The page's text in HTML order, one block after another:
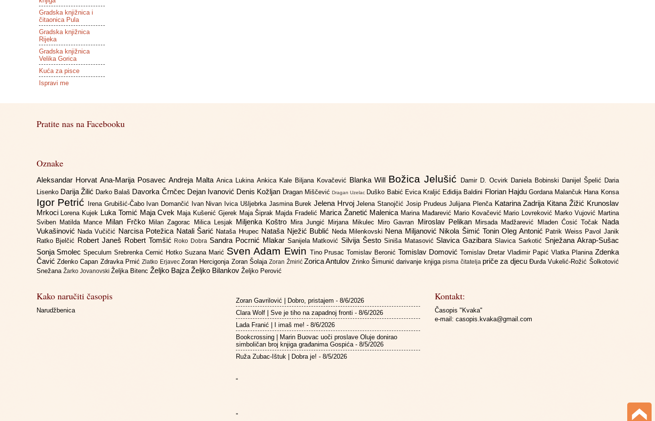
Gradska knjižnica i
čitaonica Pula
Gradska knjižnica
Rijeka
Gradska knjižnica
Velika Gorica
Kuća za pisce
Ispravi me
Pratite nas na Facebooku
Oznake
Aleksandar Horvat Ana-Marija Posavec Andreja Malta Anica Lukina Ankica Kale Biljana Kovačević Blanka Will Božica Jelušić Damir D. Ocvirk Daniela Bobinski Danijel Špelić Daria
Lisenko Darija Žilić Darko Balaš Davorka Črnčec Dejan Ivanović Denis Kožljan Dragan MiščevićDragan Uzelac Duško Babić Evica Kraljić Eđidija Baldini Florian Hajdu Gordana Malančuk Hana Konsa
Igor Petrić Irena Grubišić-Čabo Ivan Domančić Ivan Nivan Ivica Ušljebrka Jasmina BurekJelena HrvojJelena Stanojčić Josip PrudeusJulijana Plenča Katarina Zadrija Kitana Žižić Krunoslav
Mrkoci Lorena Kujek Luka Tomić Maja Cvek Maja Kušenić Gjerek Maja Šiprak Majda Fradelić Marica Žanetić Malenica Marina Mađarević Mario Kovačević Mario Lovreković Marko Vujović Martina
Sviben Matilda Mance Milan Frčko Milan Zagorac Milica Lesjak Miljenka Koštro Mira Jungić Mirjana Mikulec Miro Gavran Miroslav Pelikan Mirsada Madžarević Mladen Ćosić Točak Nada
Vukašinović Nada Vučičić Narcisa Potežica Natali Šarić Nataša Hrupec Nataša Nježić Bublić Neda Milenkovski Nena Miljanović Nikola Šimić ToninOleg Antonić Patrik Weiss Pavol Janik
Ratko Bjelčić Robert Janeš Robert Tomšić Roko Dobra Sandra Pocrnić Mlakar Sanijela Matković Silvija Šesto Siniša Matasović Slavica GazibaraSlavica Sarkotić Snježana Akrap-Sušac
Sonja SmolecSpeculumSrebrenka Cernić Hotko Suzana Marić Sven Adam Ewin Tino PrusacTomislav Beronić Tomislav DomovićTomislav Dretar Vladimir Papić Vlatka Planina Zdenka
Čavić Zdenko Capan Zdravka PrnićZlatko Erjavec Zoran Hercigonja Zoran ŠolajaZoran ŽmirićZorica Antulov Zrinko Šimunićdarivanje knjigapisma čitatelja priče za djecu Đurđa Vukelić-Rožić Šolkotović
Snežana Žarko Jovanovski Željka Bitenc Željko Bajza Željko Bilankov Željko Perović
Kako naručiti časopis
Narudžbenica
Zoran Gavrilović | Dobro, pristajem - 8/6/2026
Clara Wolf | Sve je tiho na zapadnoj fronti - 8/6/2026
Lada Franić | I imaš me! - 8/6/2026
Bookcrossing | Marin Buovac uoči proslave Oluje donirao
simboličan broj knjiga građanima Gospića- 8/5/2026
Ruža Zubac-Ištuk | Dobra je! - 8/5/2026
“
”
Kontakt:
Časopis "Kvaka"
e-mail: casopis.kvaka@gmail.com